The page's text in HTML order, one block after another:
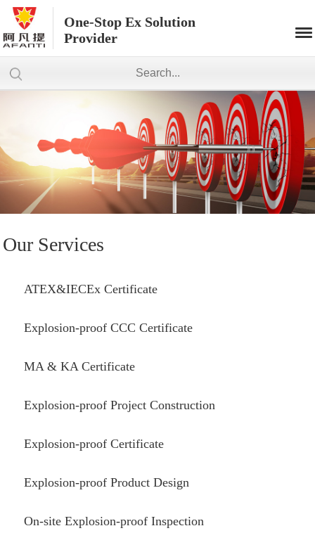
One-Stop Ex Solution
Provider
Our Services
ATEX&IECEx Certificate
Explosion-proof CCC Certificate
MA & KA Certificate
Explosion-proof Project Construction
Explosion-proof Certificate
Explosion-proof Product Design
On-site Explosion-proof Inspection